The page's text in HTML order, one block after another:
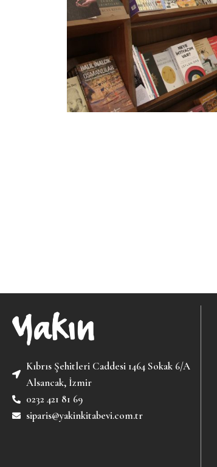
Kıbrıs Şehitleri Caddesi 1464 Sokak 6/A
Alsancak, İzmir
0232 421 81 69
siparis@yakinkitabevi.com.tr